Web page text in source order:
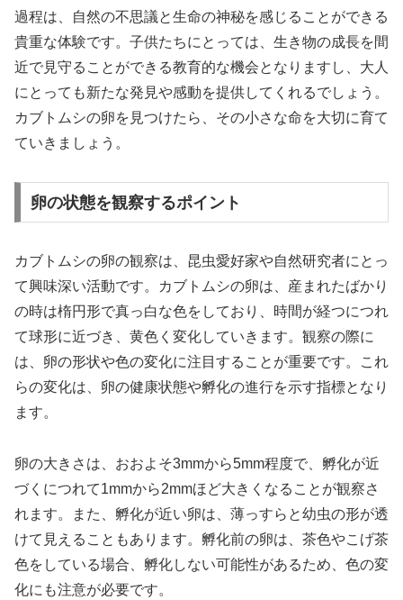
過程は、自然の不思議と生命の神秘を感じることができる
貴重な体験です。子供たちにとっては、生き物の成長を間
近で見守ることができる教育的な機会となりますし、大人
にとっても新たな発見や感動を提供してくれるでしょう。
カブトムシの卵を見つけたら、その小さな命を大切に育て
ていきましょう。
卵の状態を観察するポイント
カブトムシの卵の観察は、昆虫愛好家や自然研究者にとっ
て興味深い活動です。カブトムシの卵は、産まれたばかり
の時は楕円形で真っ白な色をしており、時間が経つにつれ
て球形に近づき、黄色く変化していきます。観察の際に
は、卵の形状や色の変化に注目することが重要です。これ
らの変化は、卵の健康状態や孵化の進行を示す指標となり
ます。
卵の大きさは、おおよそ3mmから5mm程度で、孵化が近
づくにつれて1mmから2mmほど大きくなることが観察さ
れます。また、孵化が近い卵は、薄っすらと幼虫の形が透
けて見えることもあります。孵化前の卵は、茶色やこげ茶
色をしている場合、孵化しない可能性があるため、色の変
化にも注意が必要です。